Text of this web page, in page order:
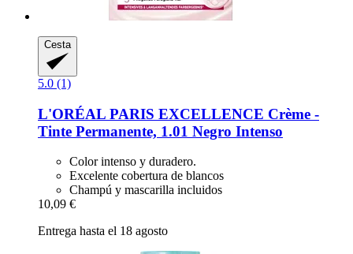
Cesta
5.0 (1)
L'ORÉAL PARIS EXCELLENCE Crème -​
Tinte Permanente, 1.01 Negro Intenso
Color intenso y duradero.
Excelente cobertura de blancos
Champú y mascarilla incluidos
10,09 €
Entrega hasta el 18 agosto